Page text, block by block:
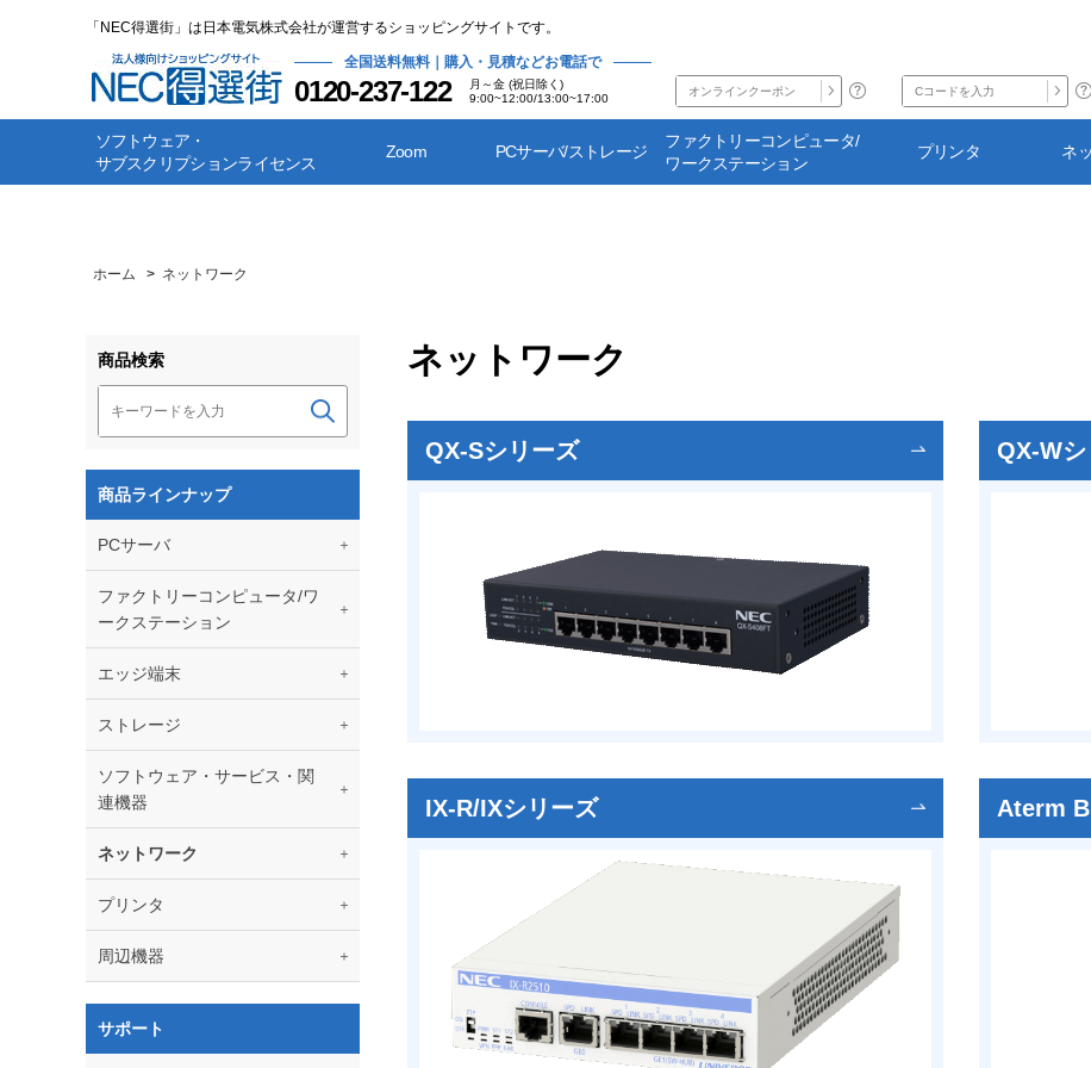
「NEC得選街」は日本電気株式会社が運営するショッピングサイトです。
全国送料無料｜購入・見積などお電話で
0120-237-122
月～金 (祝日除く)
9:00~12:00/13:00~17:00
ソフトウェア・
サブスクリプションライセンス
Zoom PCサーバ/ストレージ
ファクトリーコンピュータ/
ワークステーション
プリンタ ネ
ホーム > ネットワーク
商品検索
商品ラインナップ
PCサーバ
ファクトリーコンピュータ/ワ
ークステーション
エッジ端末
ストレージ
ソフトウェア・サービス・関
連機器
ネットワーク
プリンタ
周辺機器
サポート
ネットワーク
QX-Sシリーズ QX-W
IX-R/IXシリーズ Aterm